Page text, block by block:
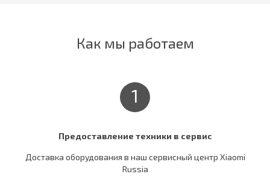
Как мы работаем
1
Предоставление техники в сервис
Доставка оборудования в наш сервисный центр Xiaomi
Russia